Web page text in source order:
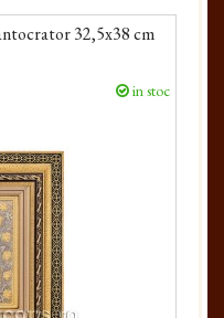
32,5x38 cm
in stoc